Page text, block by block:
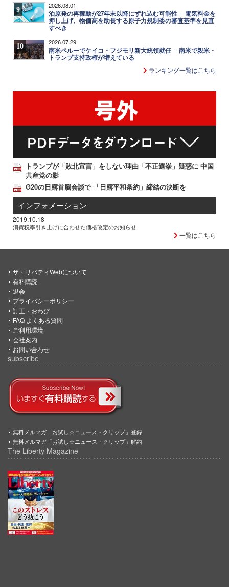
9 2026.08.01
泊原発の再稼動が27年末以降にずれ込む可能性 ─ 電気料金を
押し上げ、物価高を助長する原子力規制委の審査基準を見直
すべき
10 2026.07.29
南米ペルーでケイコ・フジモリ新大統領就任 ─ 南米で親米・
トランプ支持政権が増えている
ランキング一覧はこちら
トランプが「敗北宣言」をしない理由「不正選挙」疑惑に 中国
共産党の影
G20の日露首脳会談で 「日露平和条約」締結の決断を
インフォメーション
2019.10.18
消費税率引き上げに合わせた価格改定のお知らせ
一覧はこちら
ザ・リバティWebについて
有料購読
退会
プライバシーポリシー
訂正・おわび
FAQ よくある質問
ご利用環境
会社案内
お問い合わせ
subscribe
無料メルマガ「お試し☆ニュース・クリップ」登録
無料メルマガ「お試し☆ニュース・クリップ」解約
The Liberty Magazine